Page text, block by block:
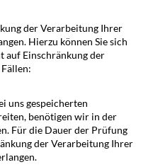
der Verarbeitung Ihrer
Hierzu können Sie sich
auf Einschränkung der
uns gespeicherten
benötigen wir in der
Für die Dauer der Prüfung
der Verarbeitung Ihrer